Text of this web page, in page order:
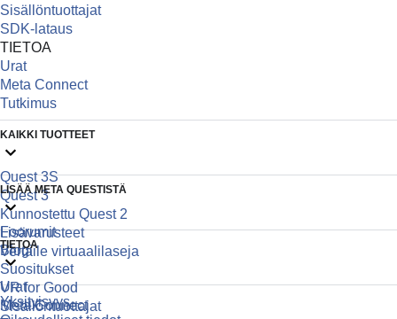
Sisällöntuottajat
SDK-lataus
TIETOA
Urat
Meta Connect
Tutkimus
KAIKKI TUOTTEET
Quest 3S
Quest 3
Kunnostettu Quest 2
Lisävarusteet
Vertaile virtuaalilaseja
LISÄÄ META QUESTISTÄ
Foorumit
Blogi
Suositukset
VR for Good
Sisällöntuottajat
TIETOA
Urat
Meta Connect
Yksityisyys